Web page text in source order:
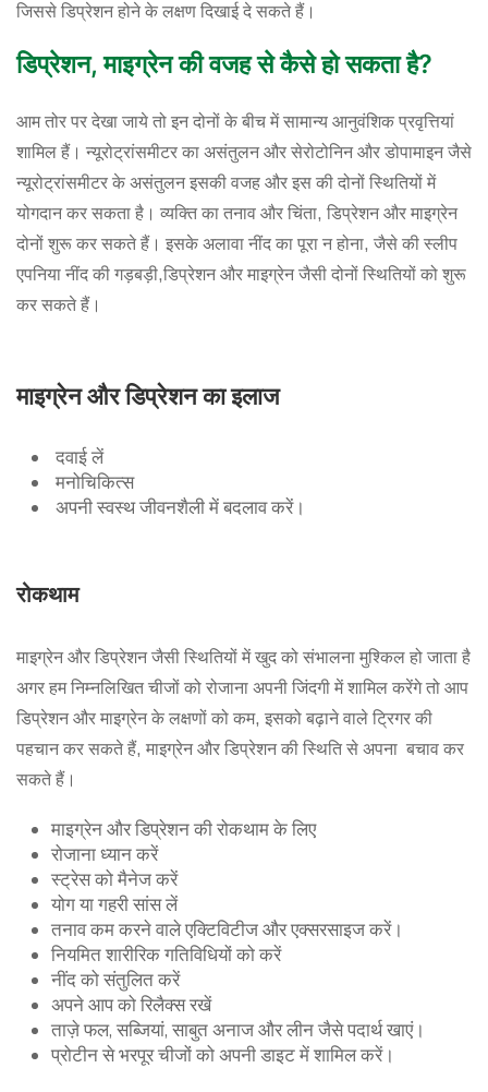
जिससे डिप्रेशन होने के लक्षण दिखाई दे सकते हैं।
डिप्रेशन, माइग्रेन की वजह से कैसे हो सकता है?
आम तोर पर देखा जाये तो इन दोनों के बीच में सामान्य आनुवंशिक प्रवृत्तियां
शामिल हैं। न्यूरोट्रांसमीटर का असंतुलन और सेरोटोनिन और डोपामाइन जैसे
न्यूरोट्रांसमीटर के असंतुलन इसकी वजह और इस की दोनों स्थितियों में
योगदान कर सकता है। व्यक्ति का तनाव और चिंता, डिप्रेशन और माइग्रेन
दोनों शुरू कर सकते हैं। इसके अलावा नींद का पूरा न होना, जैसे की स्लीप
एपनिया नींद की गड़बड़ी,डिप्रेशन और माइग्रेन जैसी दोनों स्थितियों को शुरू
कर सकते हैं।
माइग्रेन और डिप्रेशन का इलाज
दवाई लें
मनोचिकित्स
अपनी स्वस्थ जीवनशैली में बदलाव करें।
रोकथाम
माइग्रेन और डिप्रेशन जैसी स्थितियों में खुद को संभालना मुश्किल हो जाता है
अगर हम निम्नलिखित चीजों को रोजाना अपनी जिंदगी में शामिल करेंगे तो आप
डिप्रेशन और माइग्रेन के लक्षणों को कम, इसको बढ़ाने वाले ट्रिगर की
पहचान कर सकते हैं, माइग्रेन और डिप्रेशन की स्थिति से अपना बचाव कर
सकते हैं।
माइग्रेन और डिप्रेशन की रोकथाम के लिए
रोजाना ध्यान करें
स्ट्रेस को मैनेज करें
योग या गहरी सांस लें
तनाव कम करने वाले एक्टिविटीज और एक्सरसाइज करें।
नियमित शारीरिक गतिविधियों को करें
नींद को संतुलित करें
अपने आप को रिलैक्स रखें
ताज़े फल, सब्जियां, साबुत अनाज और लीन जैसे पदार्थ खाएं।
प्रोटीन से भरपूर चीजों को अपनी डाइट में शामिल करें।